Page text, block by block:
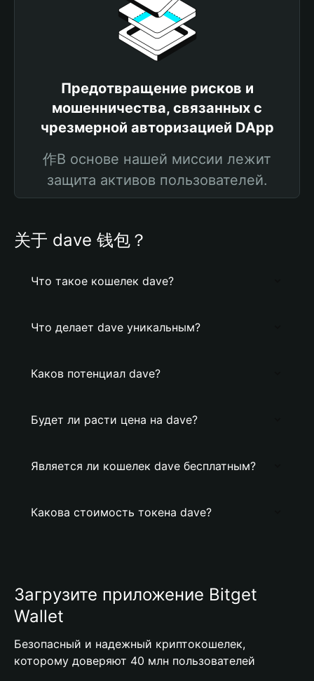
Предотвращение рисков и
мошенничества, связанных с
чрезмерной авторизацией DApp
作В основе нашей миссии лежит
защита активов пользователей.
关于 dave 钱包？
Что такое кошелек dave?
Что делает dave уникальным?
Каков потенциал dave?
Будет ли расти цена на dave?
Является ли кошелек dave бесплатным?
Какова стоимость токена dave?
Загрузите приложение Bitget
Wallet
Безопасный и надежный криптокошелек,
которому доверяют 40 млн пользователей